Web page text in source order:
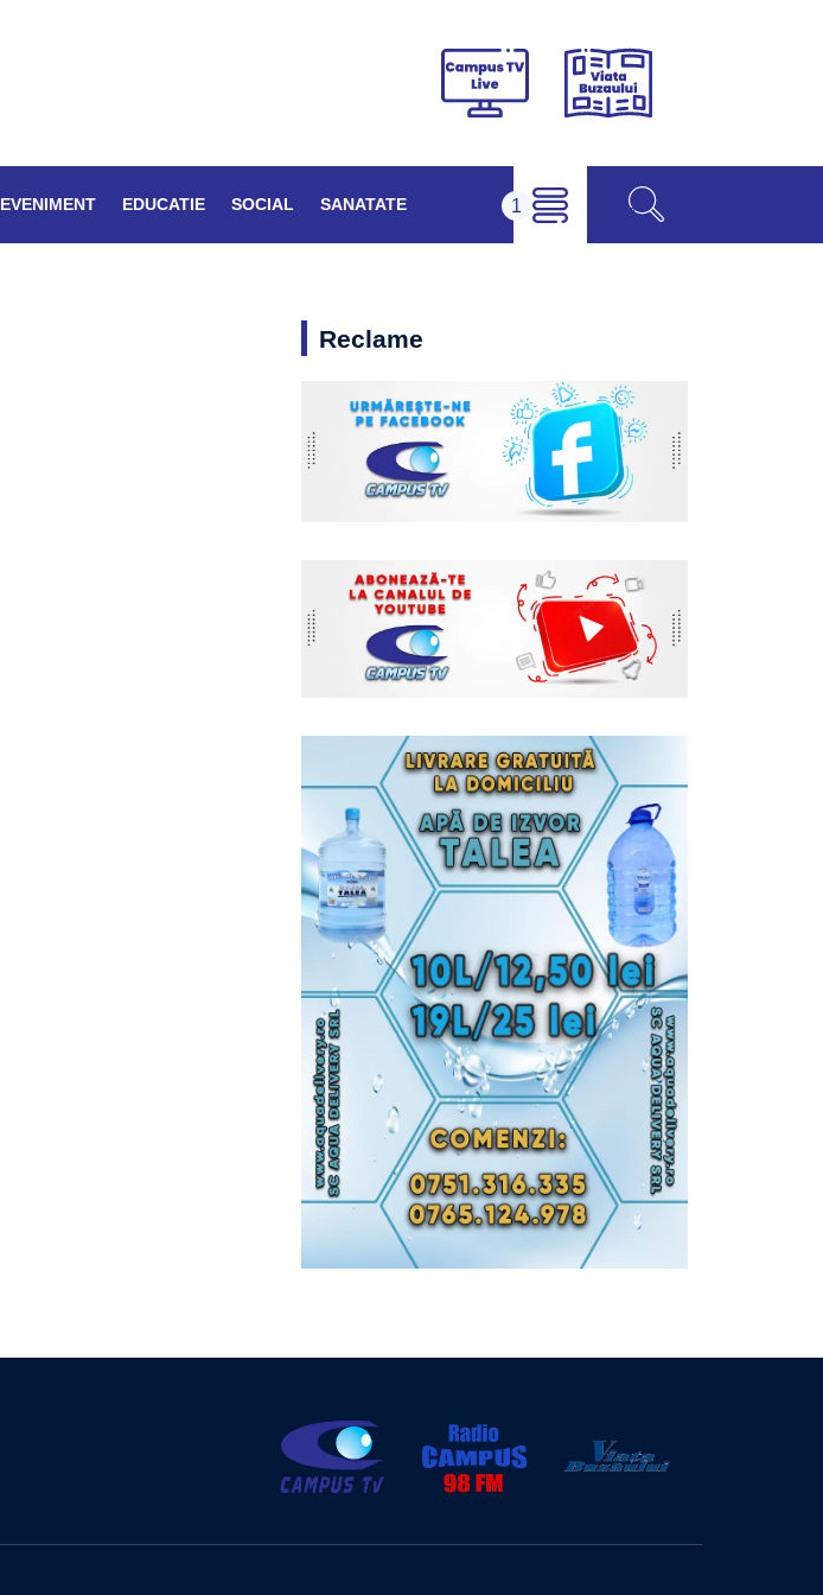
Campus
Viața
EVENIMENT EDUCATIE SOCIAL SANATATE
Reclame